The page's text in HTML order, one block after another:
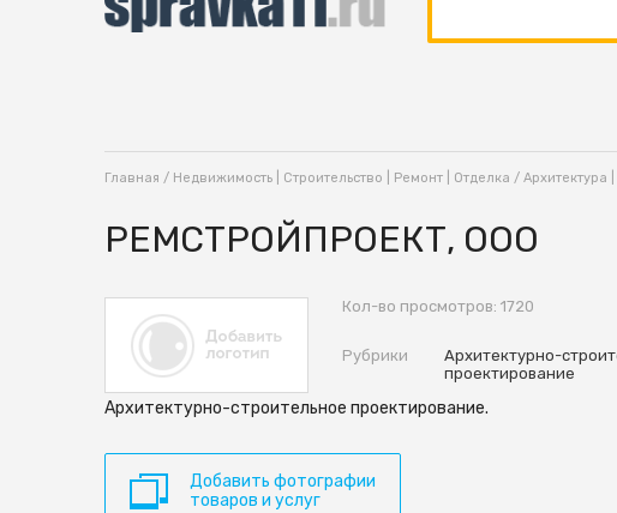
Главная / Недвижимость | Строительство | Ремонт | Отделка / Архитектура
РЕМСТРОЙПРОЕКТ, ООО
Кол-во просмотров: 1720
Рубрики
Архитектурно-
проектирование
Архитектурно-строительное проектирование.
Добавить фотографии
товаров и услуг